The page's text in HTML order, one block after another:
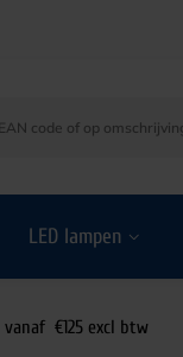
LED lampen
vanaf €125 excl btw